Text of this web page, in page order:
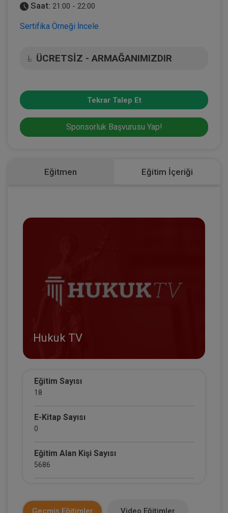
Saat: 21:00 - 22:00
Sertifika Örneği İncele
L ÜCRETSİZ - ARMAĞANIMIZDIR
Tekrar Talep Et
Sponsorluk Başvurusu Yap!
Eğitmen Eğitim İçeriği
Hukuk TV
Eğitim Sayısı
18
E-Kitap Sayısı
0
Eğitim Alan Kişi Sayısı
5686
0
Geçmiş Eğitimler Video Eğitimler